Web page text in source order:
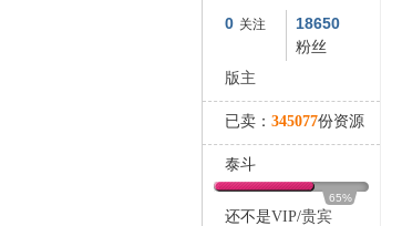
0 关注 18650
粉丝
版主
已卖： 345077份资源
泰斗
65%
还不是VIP/贵宾